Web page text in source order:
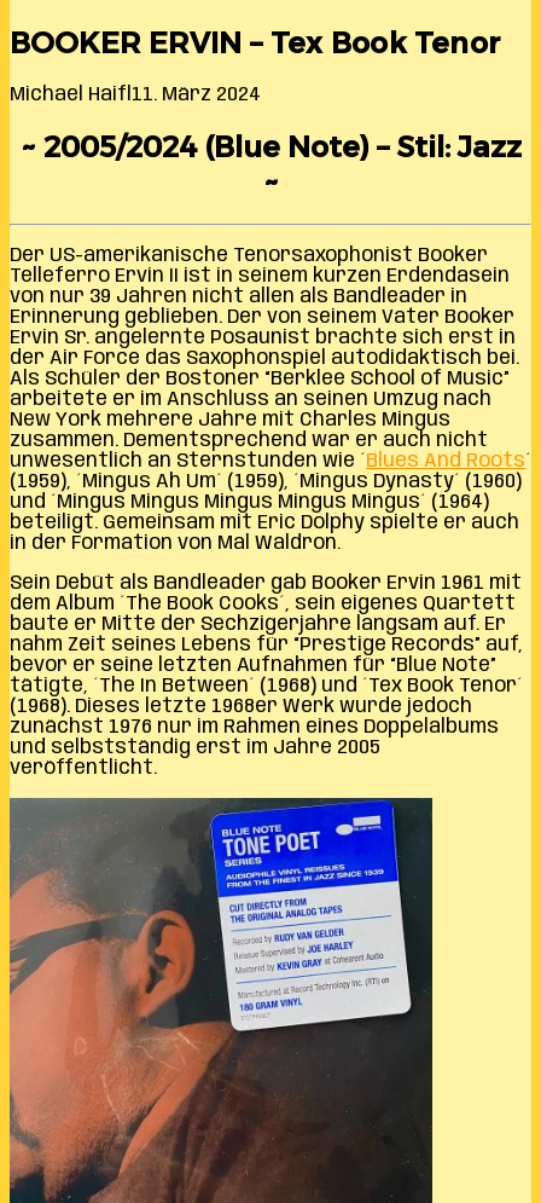
BOOKER ERVIN – Tex Book Tenor
Michael Haifl 11. März 2024
~ 2005/2024 (Blue Note) – Stil: Jazz
~
Der US-amerikanische Tenorsaxophonist Booker
Telleferro Ervin II ist in seinem kurzen Erdendasein
von nur 39 Jahren nicht allen als Bandleader in
Erinnerung geblieben. Der von seinem Vater Booker
Ervin Sr. angelernte Posaunist brachte sich erst in
der Air Force das Saxophonspiel autodidaktisch bei.
Als Schüler der Bostoner “Berklee School of Music”
arbeitete er im Anschluss an seinen Umzug nach
New York mehrere Jahre mit Charles Mingus
zusammen. Dementsprechend war er auch nicht
unwesentlich an Sternstunden wie ´ Blues And Roots´
(1959), ´Mingus Ah Um´ (1959), ´Mingus Dynasty´ (1960)
und ´Mingus Mingus Mingus Mingus Mingus´ (1964)
beteiligt. Gemeinsam mit Eric Dolphy spielte er auch
in der Formation von Mal Waldron.
Sein Debüt als Bandleader gab Booker Ervin 1961 mit
dem Album ´The Book Cooks´, sein eigenes Quartett
baute er Mitte der Sechzigerjahre langsam auf. Er
nahm Zeit seines Lebens für “Prestige Records” auf,
bevor er seine letzten Aufnahmen für “Blue Note”
tätigte, ´The In Between´ (1968) und ´Tex Book Tenor´
(1968). Dieses letzte 1968er Werk wurde jedoch
zunächst 1976 nur im Rahmen eines Doppelalbums
und selbstständig erst im Jahre 2005
veröffentlicht.